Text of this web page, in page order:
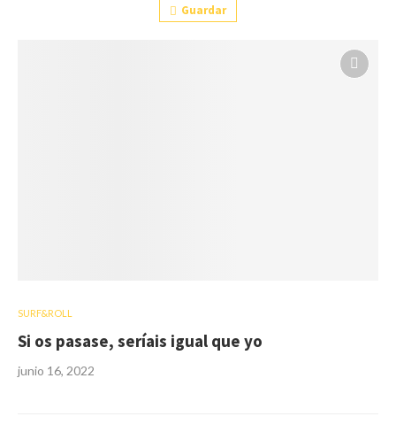
Guardar
SURF&ROLL
Si os pasase, seríais igual que yo
junio 16, 2022